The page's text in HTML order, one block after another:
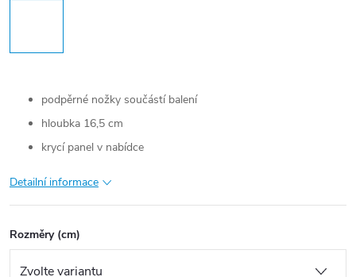
podpěrné nožky součástí balení
hloubka 16,5 cm
krycí panel v nabídce
Detailní informace
Rozměry (cm)